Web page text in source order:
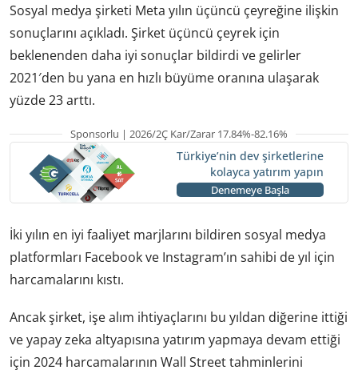
Sosyal medya şirketi Meta yılın üçüncü çeyreğine ilişkin
sonuçlarını açıkladı. Şirket üçüncü çeyrek için
beklenenden daha iyi sonuçlar bildirdi ve gelirler
2021′den bu yana en hızlı büyüme oranına ulaşarak
yüzde 23 arttı.
Sponsorlu | 2026/2Ç Kar/Zarar 17.84%-82.16%
Türkiye’nin dev şirketlerine
kolayca yatırım yapın
Denemeye Başla
İki yılın en iyi faaliyet marjlarını bildiren sosyal medya
platformları Facebook ve Instagram’ın sahibi de yıl için
harcamalarını kıstı.
Ancak şirket, işe alım ihtiyaçlarını bu yıldan diğerine ittiği
ve yapay zeka altyapısına yatırım yapmaya devam ettiği
için 2024 harcamalarının Wall Street tahminlerini